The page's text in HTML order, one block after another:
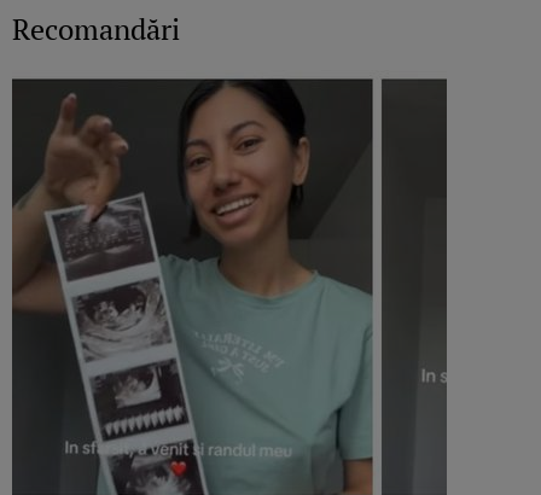
Recomandări